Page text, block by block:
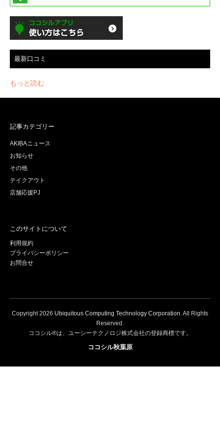
最新口コミ
もっと読む
記事カテゴリー
AKIBAニュース
お知らせ
その他
テイクアウト
店舗応援PJ
このサイトについて
利用規約
プライバシーポリシー
お問合せ
Copyright2026 Ubiquitous Computing Technology Corporation . All Rights
Reserved.
ココシル®は、ユーシーテクノロジ株式会社の登録商標です。
ココシル秋葉原